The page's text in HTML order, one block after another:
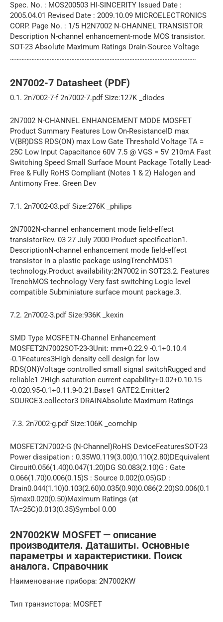
Spec. No. : MOS200503 HI-SINCERITY Issued Date :
2005.04.01 Revised Date : 2009.10.09 MICROELECTRONICS
CORP. Page No. : 1/5 H2N7002 N-CHANNEL TRANSISTOR
Description N-channel enhancement-mode MOS transistor.
SOT-23 Absolute Maximum Ratings Drain-Source Voltage
………………………………………………………………………………………………….
2N7002-7 Datasheet (PDF)
0.1. 2n7002-7-f 2n7002-7.pdf Size:127K _diodes
2N7002 N-CHANNEL ENHANCEMENT MODE MOSFET
Product Summary Features Low On-ResistanceID max
V(BR)DSS RDS(ON) max Low Gate Threshold Voltage TA =
25C Low Input Capacitance 60V 7.5 @ VGS = 5V 210mA Fast
Switching Speed Small Surface Mount Package Totally Lead-
Free & Fully RoHS Compliant (Notes 1 & 2) Halogen and
Antimony Free. Green Dev
7.1. 2n7002-03.pdf Size:276K _philips
2N7002N-channel enhancement mode field-effect
transistorRev. 03 27 July 2000 Product specification1.
DescriptionN-channel enhancement mode field-effect
transistor in a plastic package usingTrenchMOS1
technology.Product availability:2N7002 in SOT23.2. Features
TrenchMOS technology Very fast switching Logic level
compatible Subminiature surface mount package.3.
7.2. 2n7002-3.pdf Size:936K _kexin
SMD Type MOSFETN-Channel Enhancement
MOSFET2N7002SOT-23-3Unit: mm+0.22.9 -0.1+0.10.4
-0.1Features3High density cell design for low
RDS(ON)Voltage controlled small signal switchRugged and
reliable1 2High saturation current capability+0.02+0.10.15
-0.020.95-0.1+0.11.9-0.21.Base1 GATE2.Emitter2
SOURCE3.collector3 DRAINAbsolute Maximum Ratings
7.3. 2n7002-g.pdf Size:106K _comchip
MOSFET2N7002-G (N-Channel)RoHS DeviceFeaturesSOT-23
Power dissipation : 0.35W0.119(3.00)0.110(2.80)DEquivalent
Circuit0.056(1.40)0.047(1.20)DG S0.083(2.10)G : Gate
0.066(1.70)0.006(0.15)S : Source 0.002(0.05)GD :
Drain0.044(1.10)0.103(2.60)0.035(0.90)0.086(2.20)S0.006(0.1
5)max0.020(0.50)Maximum Ratings (at
TA=25C)0.013(0.35)Symbol 0.00
2N7002KW MOSFET — описание
производителя. Даташиты. Основные
параметры и характеристики. Поиск
аналога. Справочник
Наименование прибора: 2N7002KW
Тип транзистора: MOSFET